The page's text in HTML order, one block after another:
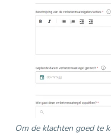
Om de klachten goed te